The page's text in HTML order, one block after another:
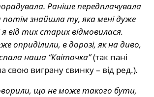
Раніше передплачувала
потім знайшла ту, яка мені дуже
я від тих старих відмовилася.
оприділили, в дорозі, як на диво,
наша “Квіточка”(так пані
свою виграну свинку – від ред.).
що не може такого бути,